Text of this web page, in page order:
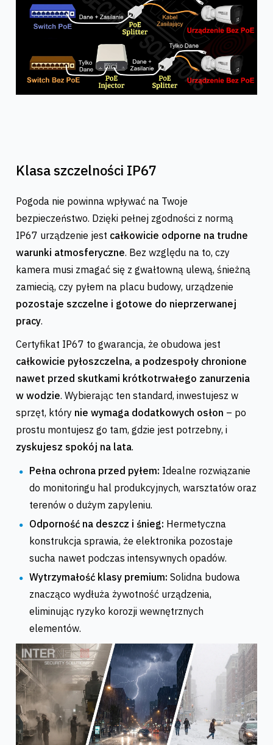
Klasa szczelności IP67
Pogoda nie powinna wpływać na Twoje
bezpieczeństwo. Dzięki pełnej zgodności z normą
IP67 urządzenie jest całkowicie odporne na trudne
warunki atmosferyczne. Bez względu na to, czy
kamera musi zmagać się z gwałtowną ulewą, śnieżną
zamiecią, czy pyłem na placu budowy, urządzenie
pozostaje szczelne i gotowe do nieprzerwanej
pracy.
Certyfikat IP67 to gwarancja, że obudowa jest
całkowicie pyłoszczelna, a podzespoły chronione
nawet przed skutkami krótkotrwałego zanurzenia
w wodzie. Wybierając ten standard, inwestujesz w
sprzęt, który nie wymaga dodatkowych osłon – po
prostu montujesz go tam, gdzie jest potrzebny, i
zyskujesz spokój na lata.
Pełna ochrona przed pyłem: Idealne rozwiązanie
do monitoringu hal produkcyjnych, warsztatów oraz
terenów o dużym zapyleniu.
Odporność na deszcz i śnieg: Hermetyczna
konstrukcja sprawia, że elektronika pozostaje
sucha nawet podczas intensywnych opadów.
Wytrzymałość klasy premium: Solidna budowa
znacząco wydłuża żywotność urządzenia,
eliminując ryzyko korozji wewnętrznych
elementów.